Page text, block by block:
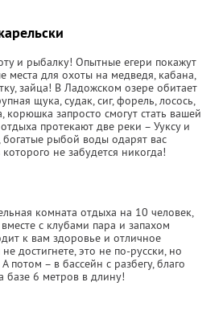
и рыбалку! Опытные егери покажут
места для охоты на медведя, кабана,
зайца! В Ладожском озере обитает
щука, судак, сиг, форель, лосось,
корюшка запросто смогут стать вашей
протекают две реки – Ууксу и
рыбой воды одарят вас
не забудется никогда!
комната отдыха на 10 человек,
с клубами пара и запахом
к вам здоровье и отличное
достигнете, это не по-русски, но
потом – в бассейн с разбегу, благо
базе 6 метров в длину!